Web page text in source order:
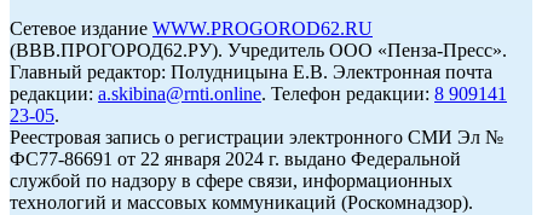
Сетевое издание WWW.PROGOROD62.RU
(ВВВ.ПРОГОРОД62.РУ). Учредитель ООО «Пенза-Пресс».
Главный редактор: Полудницына Е.В. Электронная почта
редакции: a.skibina@rnti.online. Телефон редакции: 8 909141
23-05.
Реестровая запись о регистрации электронного СМИ Эл №
ФС77-86691 от 22 января 2024 г. выдано Федеральной
службой по надзору в сфере связи, информационных
технологий и массовых коммуникаций (Роскомнадзор).